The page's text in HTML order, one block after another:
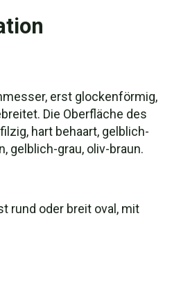
erst glockenförmig,
Die Oberfläche des
hart behaart, gelblich-
gelblich-grau, oliv-braun.
rund oder breit oval, mit